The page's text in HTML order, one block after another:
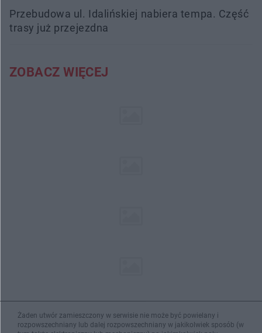
Przebudowa ul. Idalińskiej nabiera tempa. Część
trasy już przejezdna
ZOBACZ WIĘCEJ
Żaden utwór zamieszczony w serwisie nie może być powielany i
rozpowszechniany lub dalej rozpowszechniany w jakikolwiek sposób (w